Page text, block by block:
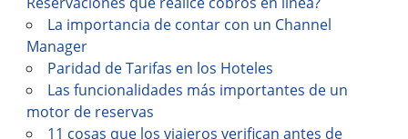
La importancia de contar con un Channel
Manager
Paridad de Tarifas en los Hoteles
Las funcionalidades más importantes de un
motor de reservas
11 cosas que los viajeros verifican antes de